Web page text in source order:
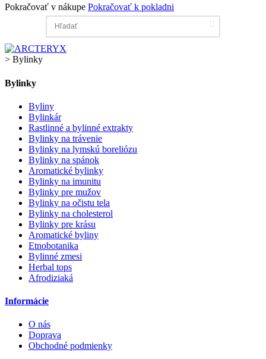
Pokračovať v nákupe Pokračovať k pokladni
> Bylinky
Bylinky
Byliny
Bylinkár
Rastlinné a bylinné extrakty
Bylinky na trávenie
Bylinky na lymskú boreliózu
Bylinky na spánok
Aromatické bylinky
Bylinky na imunitu
Bylinky pre mužov
Bylinky na očistu tela
Bylinky na cholesterol
Bylinky pre krásu
Aromatické byliny
Etnobotanika
Bylinné zmesi
Herbal tops
Afrodiziaká
Informácie
O nás
Doprava
Obchodné podmienky